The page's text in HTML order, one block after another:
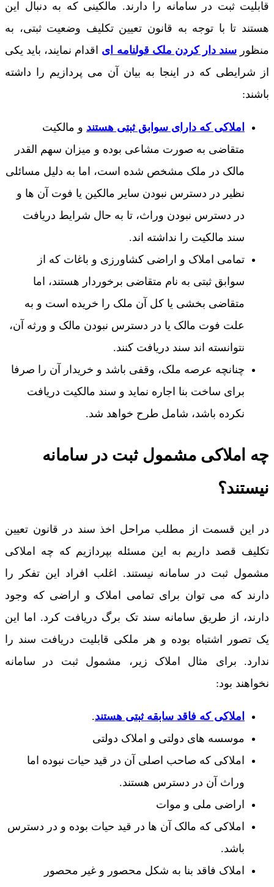
قابلیت ثبت در سامانه را دارند. مالکینی که به دنبال این
هستند تا با توجه به قانون تعیین تکلیف وضعیت ثبتی، به
منظورسند دار کردن ملک قولنامه ای اقدام نمایند، باید یکی
از شرایطی که در اینجا به بیان آن می پردازیم را داشته
باشند:
املاکی که دارای سوابق ثبتی هستند و مالکیت
متقاضی به صورت مشاعی بوده و میزان سهم القدر
مالک در ملک مشخص شده است، اما به دلیل مسائلی
نظیر در دسترس نبودن سایر مالکین یا فوت آن ها و
در دسترس نبودن وراث، تا به حال شرایط دریافت
سند مالکیت را نداشته اند.
تمامی املاک و اراضی کشاورزی و باغات که از
سوابق ثبتی به نام متقاضی برخوردار هستند، اما
متقاضی بخشی یا کل آن ملک را خریده است و به
علت فوت مالک یا در دسترس نبودن مالک و ورثه آن،
نتوانسته اند سند دریافت کنند.
چنانچه عرصه ملک، وقفی باشد و خریدار آن را صرفا
برای ساخت بنا اجاره نماید و سند مالکیت دریافت
نکرده باشد، شامل طرح خواهد شد.
چه املاکی مشمول ثبت در سامانه
نیستند؟
در این قسمت از مطلب مراحل اخذ سند در قانون تعیین
تکلیف قصد داریم به این مسئله بپردازیم که چه املاکی
مشمول ثبت در سامانه نیستند. اغلب افراد این تفکر را
دارند که می توان برای تمامی املاک و اراضی که وجود
دارند، از طریق سامانه سند تک برگ دریافت کرد. اما این
یک تصور اشتباه بوده و هر ملکی قابلیت دریافت سند را
ندارد. برای مثال املاک زیر، مشمول ثبت در سامانه
نخواهند بود:
املاکی که فاقد سابقه ثبتی هستند.
موسسه های دولتی و املاک دولتی
املاکی که صاحب اصلی آن در قید حیات نبوده اما
وراث آن در دسترس هستند.
اراضی ملی و موات
املاکی که مالک آن ها در قید حیات بوده و در دسترس
باشد.
املاک فاقد بنا به شکل محصور و غیر محصور